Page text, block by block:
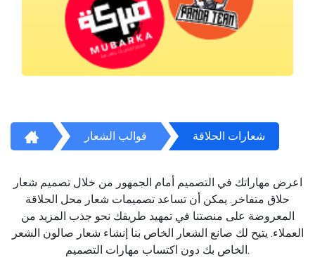
قوالب الشعار شعارات الحلاقة
اعرض مهاراتك في التصميم أمام الجمهور من خلال تصميم شعار
حلاق متفاخر. يمكن أن تساعد تصميمات شعار محل الحلاقة
المعروضة على منصتنا في تمهيد طريقك نحو جذب المزيد من
العملاء. يتيح لك صانع الشعار الخاص بنا إنشاء شعار صالون الشعر
الخاص بك دون اكتساب مهارات التصميم.